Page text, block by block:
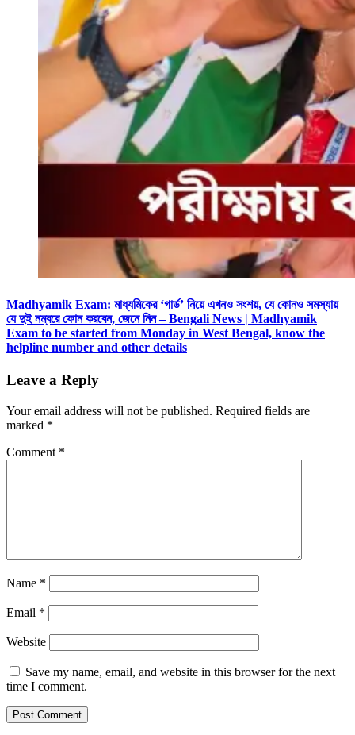
Madhyamik Exam: মাধ্যমিকের ‘গার্ড’ নিয়ে এখনও সংশয়, যে কোনও সমস্যায়
যে দুই নম্বরে ফোন করবেন, জেনে নিন – Bengali News | Madhyamik
Exam to be started from Monday in West Bengal, know the
helpline number and other details
Leave a Reply
Your email address will not be published. Required fields are
marked *
Comment *
Name *
Email *
Website
Save my name, email, and website in this browser for the next
time I comment.